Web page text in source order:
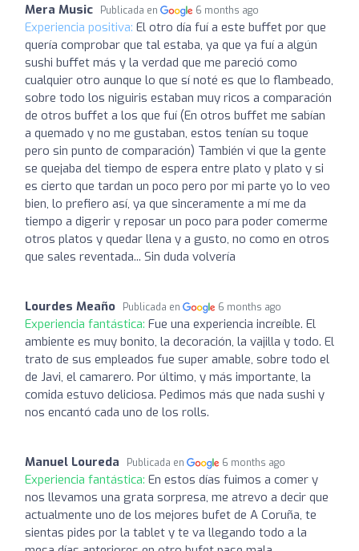
Mera Music Publicada en 6 months ago
Experiencia positiva: El otro día fuí a este buffet por que
quería comprobar que tal estaba, ya que ya fuí a algún
sushi buffet más y la verdad que me pareció como
cualquier otro aunque lo que sí noté es que lo flambeado,
sobre todo los niguiris estaban muy ricos a comparación
de otros buffet a los que fuí (En otros buffet me sabían
a quemado y no me gustaban, estos tenían su toque
pero sin punto de comparación) También vi que la gente
se quejaba del tiempo de espera entre plato y plato y si
es cierto que tardan un poco pero por mi parte yo lo veo
bien, lo prefiero así, ya que sinceramente a mí me da
tiempo a digerir y reposar un poco para poder comerme
otros platos y quedar llena y a gusto, no como en otros
que sales reventada... Sin duda volvería
Lourdes Meaño Publicada en 6 months ago
Experiencia fantástica: Fue una experiencia increíble. El
ambiente es muy bonito, la decoración, la vajilla y todo. El
trato de sus empleados fue super amable, sobre todo el
de Javi, el camarero. Por último, y más importante, la
comida estuvo deliciosa. Pedimos más que nada sushi y
nos encantó cada uno de los rolls.
Manuel Loureda Publicada en 6 months ago
Experiencia fantástica: En estos días fuimos a comer y
nos llevamos una grata sorpresa, me atrevo a decir que
actualmente uno de los mejores bufet de A Coruña, te
sientas pides por la tablet y te va llegando todo a la